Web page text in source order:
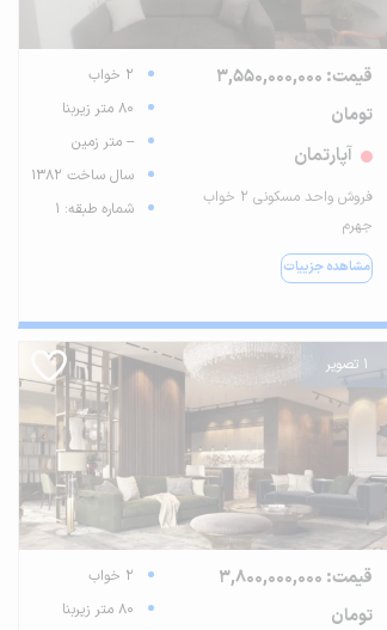
قیمت: 3,550,000,000
تومان
آپارتمان
فروش واحد مسکونی 2 خواب
جهرم
مشاهده جزییات
2 خواب
80 متر زیربنا
-- متر زمین
سال ساخت 1382
شماره طبقه: 1
1 تصویر
قیمت: 3,800,000,000
تومان
2 خواب
80 متر زیربنا